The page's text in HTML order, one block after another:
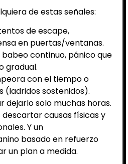
de estas señales:
de escape,
en puertas/ventanas.
continuo, pánico que
gradual.
con el tiempo o
(ladridos sostenidos).
dejarlo solo muchas horas.
causas físicas y
Y un
basado en refuerzo
un plan a medida.